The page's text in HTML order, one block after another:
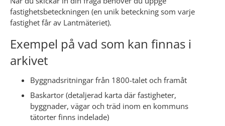
fastighetsbeteckningen (en unik beteckning som varje
fastighet får av Lantmäteriet).
Exempel på vad som kan finnas i
arkivet
Byggnadsritningar från 1800-talet och framåt
Baskartor (detaljerad karta där fastigheter,
byggnader, vägar och träd inom en kommuns
tätorter finns indelade)